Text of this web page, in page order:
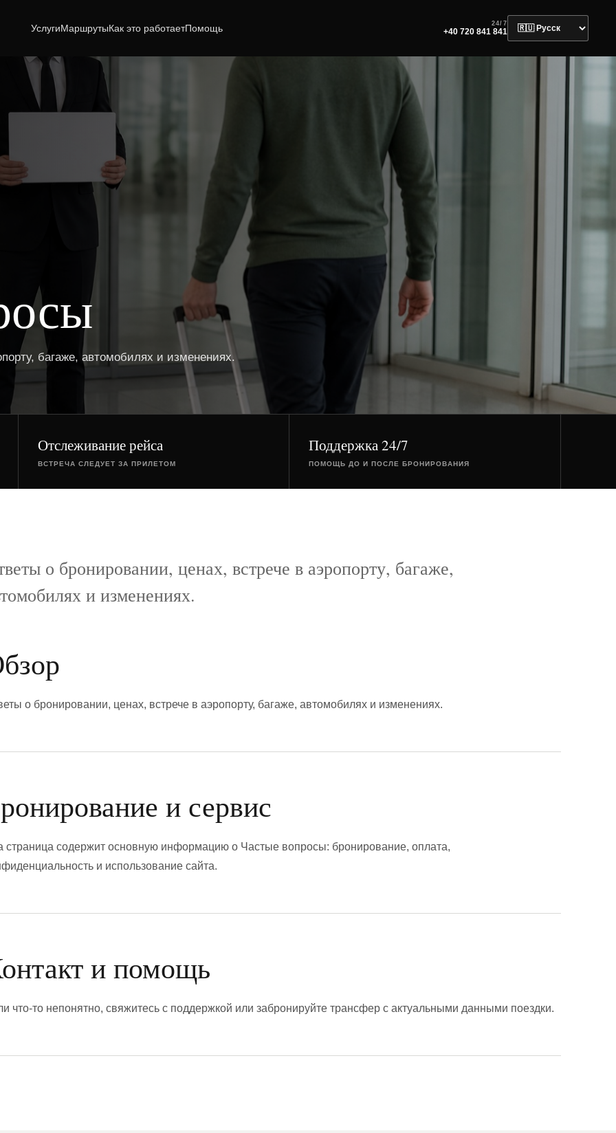
УслугиМаршрутыКак это работаетПомощь 24/7
+40 720 841 841
багаже, автомобилях и изменениях.
Отслеживание рейса
ВСТРЕЧА СЛЕДУЕТ ЗА ПРИЛЕТОМ
Поддержка 24/7
ПОМОЩЬ ДО И ПОСЛЕ БРОНИРОВАНИЯ
о бронировании, ценах, встрече в аэропорту, багаже,
и изменениях.
о бронировании, ценах, встрече в аэропорту, багаже, автомобилях и изменениях.
и сервис
страница содержит основную информацию о Частые вопросы: бронирование, оплата,
и использование сайта.
и помощь
что-то непонятно, свяжитесь с поддержкой или забронируйте трансфер с актуальными данными поездки.